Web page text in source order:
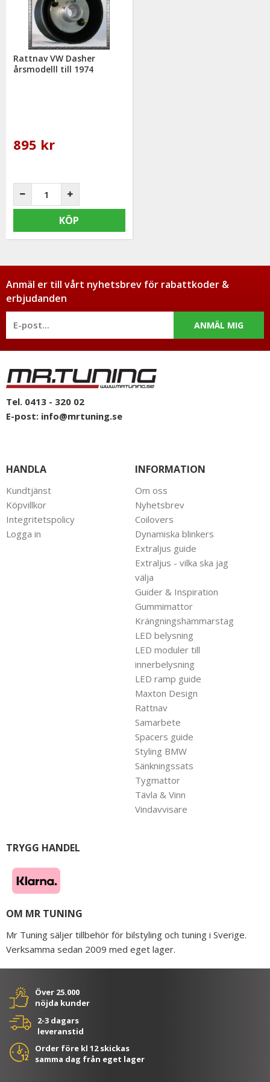
mail: info@mrtuning.se
Rattnav VW Dasher
årsmodelll till 1974
895 kr
KÖP
Anmäl er till vårt nyhetsbrev för rabattkoder &
erbjudanden
ANMÄL MIG
Tel. 0413 - 320 02
E-post: info@mrtuning.se
HANDLA
Kundtjänst
Köpvillkor
Integritetspolicy
Logga in
INFORMATION
Om oss
Nyhetsbrev
Coilovers
Dynamiska blinkers
Extraljus guide
Extraljus - vilka ska jag
välja
Guider & Inspiration
Gummimattor
Krängningshämmarstag
LED belysning
LED moduler till
innerbelysning
LED ramp guide
Maxton Design
Rattnav
Samarbete
Spacers guide
Styling BMW
Sänkningssats
Tygmattor
Tävla & Vinn
Vindavvisare
TRYGG HANDEL
OM MR TUNING
Mr Tuning säljer tillbehör för bilstyling och tuning i Sverige.
Verksamma sedan 2009 med eget lager.
Över 25.000
nöjda kunder
2-3 dagars
leveranstid
Order före kl 12 skickas
samma dag från eget lager